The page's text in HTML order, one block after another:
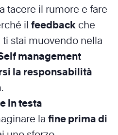
tacere il rumore e fare
il feedback che
stai muovendo nella
management
la responsabilità
.
in testa
la fine prima di